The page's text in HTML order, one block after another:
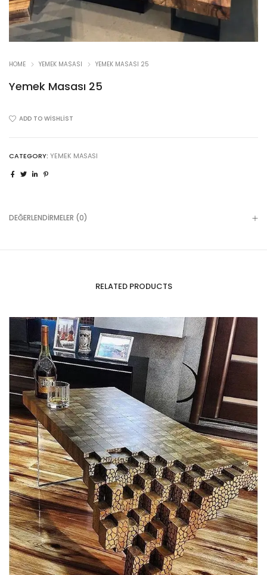
HOME YEMEK MASASI YEMEK MASASI 25
Yemek Masası 25
ADD TO WISHLIST
CATEGORY: YEMEK MASASI
DEĞERLENDIRMELER (0)
RELATED PRODUCTS